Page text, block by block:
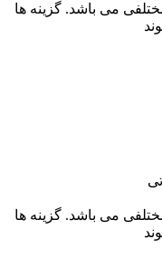
می باشد. گزینه ها
می باشد. گزینه ها